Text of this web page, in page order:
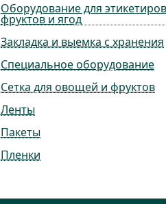
Оборудование для
фруктов и ягод
Закладка и выемка с хранения
Специальное оборудование
Сетка для овощей и фруктов
Ленты
Пакеты
Пленки